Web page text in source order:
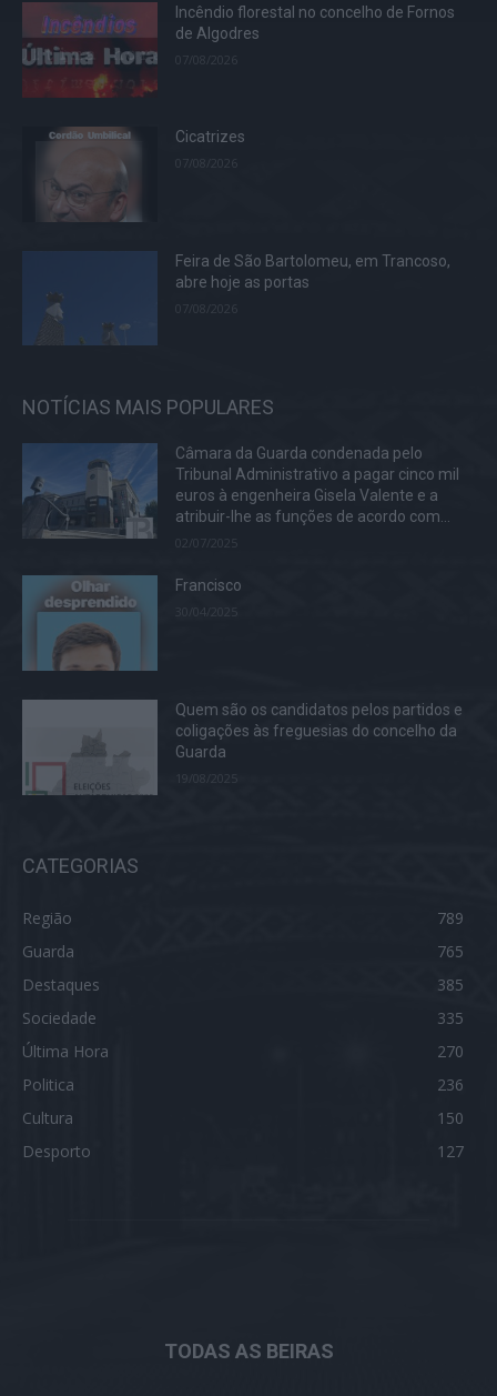
Incêndio florestal no concelho de Fornos
de Algodres
07/08/2026
Cicatrizes
07/08/2026
Feira de São Bartolomeu, em Trancoso,
abre hoje as portas
07/08/2026
NOTÍCIAS MAIS POPULARES
Câmara da Guarda condenada pelo
Tribunal Administrativo a pagar cinco mil
euros à engenheira Gisela Valente e a
atribuir-lhe as funções de acordo com...
02/07/2025
Francisco
Quem são os candidatos pelos partidos e
coligações às freguesias do concelho da
Guarda
19/08/2025
CATEGORIAS
Região
789
Guarda
765
Destaques
385
Sociedade
335
Última Hora
270
Politica
236
Cultura
150
Desporto
127
TODAS AS BEIRAS